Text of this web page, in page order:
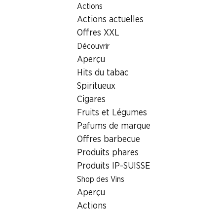
Actions
Actions actuelles
Offres XXL
Découvrir
Aperçu
Hits du tabac
Spiritueux
Cigares
Fruits et Légumes
Pafums de marque
Offres barbecue
Produits phares
Produits IP-SUISSE
Shop des Vins
Aperçu
Actions
Localisateur de succursales
Succursale Denner Unterdorfstrasse 10, 5703 Seon
5703 Seon
Denner Partenaire
Unterdorfstrasse 10, 5703 Seon
Heures d'ouverture